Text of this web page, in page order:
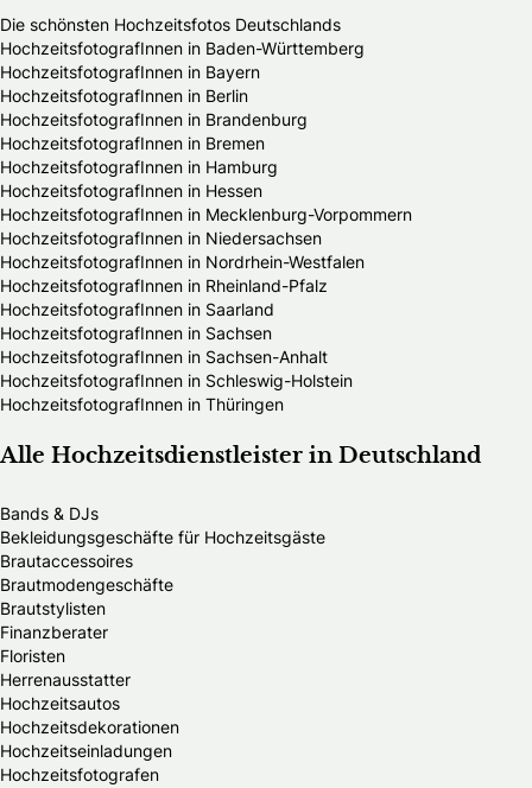
Die schönsten Hochzeitsfotos Deutschlands
HochzeitsfotografInnen in Baden-Württemberg
HochzeitsfotografInnen in Bayern
HochzeitsfotografInnen in Berlin
HochzeitsfotografInnen in Brandenburg
HochzeitsfotografInnen in Bremen
HochzeitsfotografInnen in Hamburg
HochzeitsfotografInnen in Hessen
HochzeitsfotografInnen in Mecklenburg-Vorpommern
HochzeitsfotografInnen in Niedersachsen
HochzeitsfotografInnen in Nordrhein-Westfalen
HochzeitsfotografInnen in Rheinland-Pfalz
HochzeitsfotografInnen in Saarland
HochzeitsfotografInnen in Sachsen
HochzeitsfotografInnen in Sachsen-Anhalt
HochzeitsfotografInnen in Schleswig-Holstein
HochzeitsfotografInnen in Thüringen
Alle Hochzeitsdienstleister in Deutschland
Bands & DJs
Bekleidungsgeschäfte für Hochzeitsgäste
Brautaccessoires
Brautmodengeschäfte
Brautstylisten
Finanzberater
Floristen
Herrenausstatter
Hochzeitsautos
Hochzeitsdekorationen
Hochzeitseinladungen
Hochzeitsfotografen